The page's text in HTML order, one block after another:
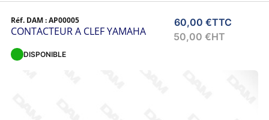
Réf. DAM :AP00005
CONTACTEUR A CLEF YAMAHA
60,00 €TTC
50,00 €HT
DISPONIBLE